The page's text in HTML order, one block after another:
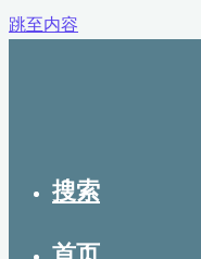
跳至内容
搜索
首页